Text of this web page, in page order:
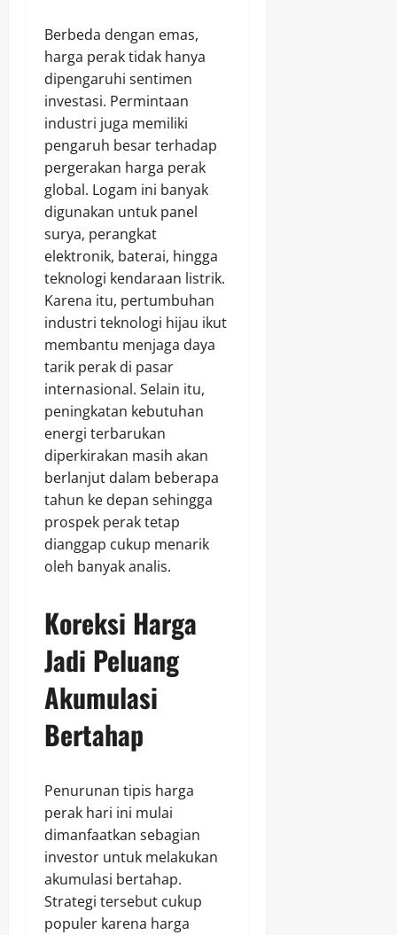
Berbeda dengan emas,
harga perak tidak hanya
dipengaruhi sentimen
investasi. Permintaan
industri juga memiliki
pengaruh besar terhadap
pergerakan harga perak
global. Logam ini banyak
digunakan untuk panel
surya, perangkat
elektronik, baterai, hingga
teknologi kendaraan listrik.
Karena itu, pertumbuhan
industri teknologi hijau ikut
membantu menjaga daya
tarik perak di pasar
internasional. Selain itu,
peningkatan kebutuhan
energi terbarukan
diperkirakan masih akan
berlanjut dalam beberapa
tahun ke depan sehingga
prospek perak tetap
dianggap cukup menarik
oleh banyak analis.
Koreksi Harga
Jadi Peluang
Akumulasi
Bertahap
Penurunan tipis harga
perak hari ini mulai
dimanfaatkan sebagian
investor untuk melakukan
akumulasi bertahap.
Strategi tersebut cukup
populer karena harga